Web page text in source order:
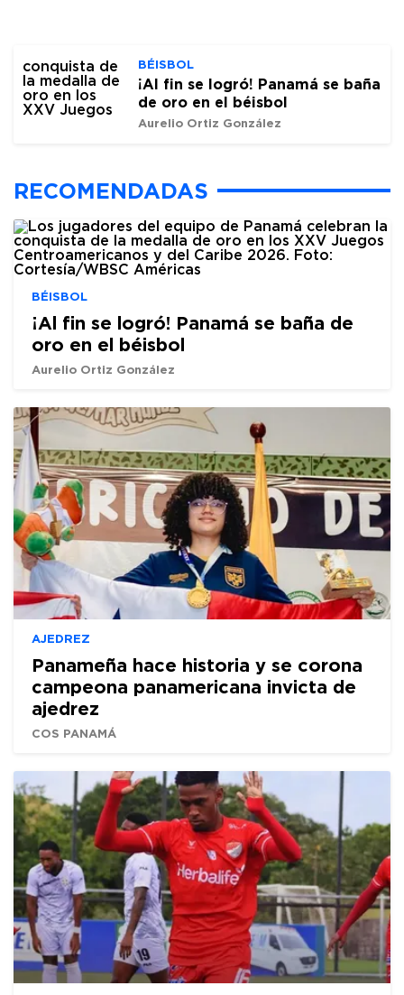
BÉISBOL
¡Al fin se logró! Panamá se baña
de oro en el béisbol
Aurelio Ortiz González
RECOMENDADAS
BÉISBOL
¡Al fin se logró! Panamá se baña de
oro en el béisbol
Aurelio Ortiz González
AJEDREZ
Panameña hace historia y se corona
campeona panamericana invicta de
ajedrez
COS PANAMÁ